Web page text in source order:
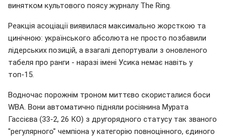
винятком культового поясу журналу The Ring.
Реакція асоціації виявилася максимально жорсткою та
цинічною: українського абсолюта не просто позбавили
лідерських позицій, а взагалі депортували з оновленого
табеля про ранги - наразі імені Усика немає навіть у
топ-15.
Водночас порожнім троном миттєво скористалися боси
WBA. Вони автоматично підняли росіянина Мурата
Гассієва (33-2, 26 КО) з другорядного статусу так званого
"регулярного" чемпіона у категорію повноцінного, єдиного